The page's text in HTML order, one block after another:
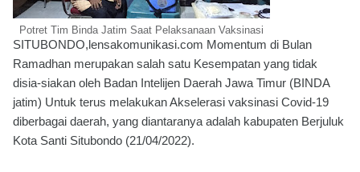
Potret Tim Binda Jatim Saat Pelaksanaan Vaksinasi
SITUBONDO,lensakomunikasi.com Momentum di Bulan
Ramadhan merupakan salah satu Kesempatan yang tidak
disia-siakan oleh Badan Intelijen Daerah Jawa Timur (BINDA
jatim) Untuk terus melakukan Akselerasi vaksinasi Covid-19
diberbagai daerah, yang diantaranya adalah kabupaten Berjuluk
Kota Santi Situbondo (21/04/2022).